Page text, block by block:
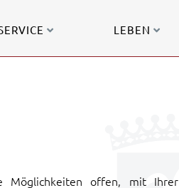
LEBEN
Möglichkeiten offen, mit Ihrer